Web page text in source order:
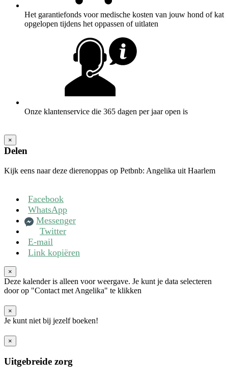
Het garantiefonds voor medische kosten van jouw hond of kat
opgelopen tijdens het oppassen of uitlaten
Onze klantenservice die 365 dagen per jaar open is
×
Delen
Kijk eens naar deze dierenoppas op Petbnb: Angelika uit Haarlem
Facebook
WhatsApp
Messenger
Twitter
E-mail
Link kopiëren
×
Deze kalender is alleen voor weergave. Je kunt je data selecteren
door op "Contact met Angelika" te klikken
×
Je kunt niet bij jezelf boeken!
×
Uitgebreide zorg